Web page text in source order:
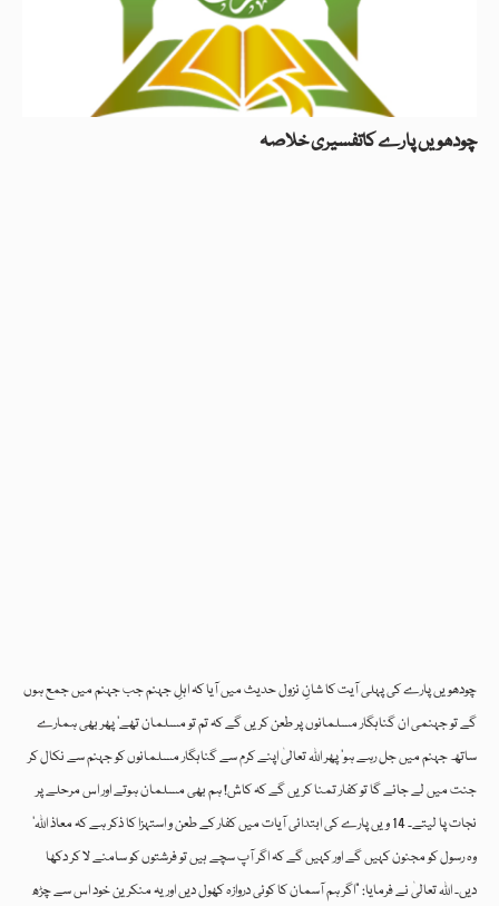
چودھویں پارے کاتفسیری خلاصہ
چودھویں پارے کی پہلی آیت کا شانِ نزول حدیث میں آیا کہ اہلِ جہنم جب جہنم میں جمع ہوں
گے تو جہنمی ان گناہگار مسلمانوں پر طعن کریں گے کہ تم تو مسلمان تھے‘ پھر بھی ہمارے
ساتھ جہنم میں جل رہے ہو‘ پھر اللہ تعالیٰ اپنے کرم سے گناہگار مسلمانوں کو جہنم سے نکال کر
جنت میں لے جائے گا تو کفار تمنا کریں گے کہ کاش! ہم بھی مسلمان ہوتے اور اس مرحلے پر
نجات پا لیتے۔ 14 ویں پارے کی ابتدائی آیات میں کفار کے طعن و استہزا کا ذکر ہے کہ معاذ اللہ‘
وہ رسول کو مجنون کہیں گے اور کہیں گے کہ اگر آپ سچے ہیں تو فرشتوں کو سامنے لا کر دکھا
دیں۔ اللہ تعالیٰ نے فرمایا: ”اگر ہم آسمان کا کوئی دروازہ کھول دیں اور یہ منکرین خود اس سے چڑھ